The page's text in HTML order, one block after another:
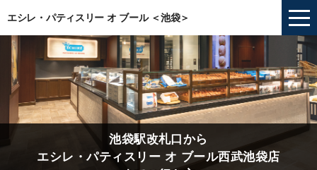
エシレ・パティスリー オ ブール ＜池袋＞
池袋駅改札口から
エシレ・パティスリー オ ブール西武池袋店